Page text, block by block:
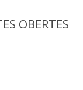
OBERTES